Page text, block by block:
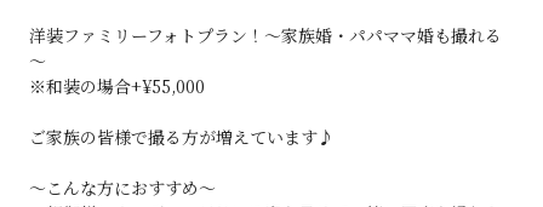
洋装ファミリーフォトプラン！～家族婚・パパママ婚も撮れる
～
※和装の場合+¥55,000
ご家族の皆様で撮る方が増えています♪
～こんな方におすすめ～